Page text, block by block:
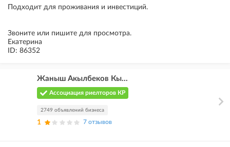
Подходит для проживания и инвестиций.
Звоните или пишите для просмотра.
Екатерина
ID: 86352
Жаныш Акылбеков Кы...
Ассоциация риелторов КР
2749 объявлений бизнеса
1 7 отзывов